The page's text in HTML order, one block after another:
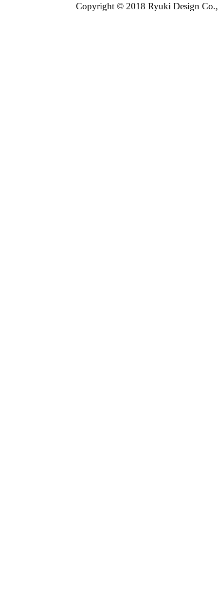
Copyright © 2018 Ryuki Design